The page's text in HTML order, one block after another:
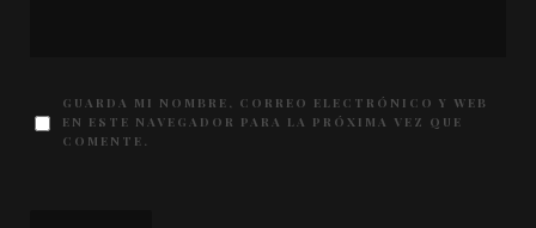
GUARDA MI NOMBRE, CORREO ELECTRÓNICO Y WEB
EN ESTE NAVEGADOR PARA LA PRÓXIMA VEZ QUE
COMENTE.